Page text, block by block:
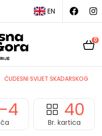
EN
0
4 40
Br. kartica
ČUDESNI SVIJET SKADARSKOG